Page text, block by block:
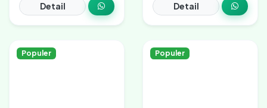
Detail Detail
Populer Populer